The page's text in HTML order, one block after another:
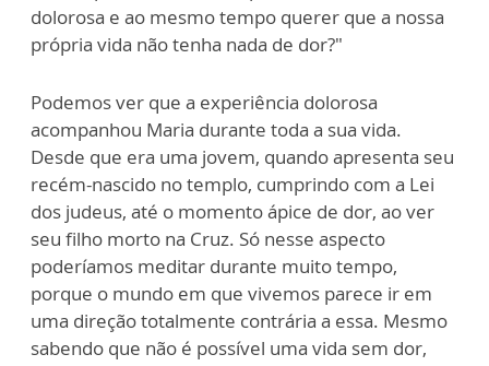
dolorosa e ao mesmo tempo querer que a nossa
própria vida não tenha nada de dor?"
Podemos ver que a experiência dolorosa
acompanhou Maria durante toda a sua vida.
Desde que era uma jovem, quando apresenta seu
recém-nascido no templo, cumprindo com a Lei
dos judeus, até o momento ápice de dor, ao ver
seu filho morto na Cruz. Só nesse aspecto
poderíamos meditar durante muito tempo,
porque o mundo em que vivemos parece ir em
uma direção totalmente contrária a essa. Mesmo
sabendo que não é possível uma vida sem dor,